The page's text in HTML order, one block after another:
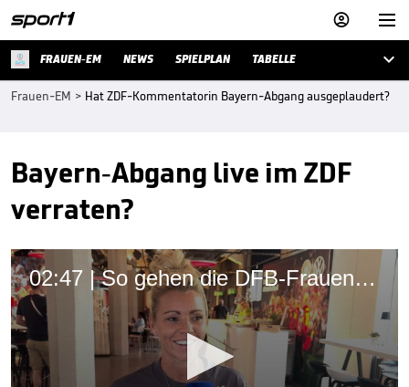


FRAUEN-EM NEWS SPIELPLAN TABELLE 
Frauen-EM > Hat ZDF-Kommentatorin Bayern-Abgang ausgeplaudert?
Bayern-Abgang live im ZDF
verraten?
02:47 | So gehen die DFB-Frauen mit dem Gwinn-Ausfall um